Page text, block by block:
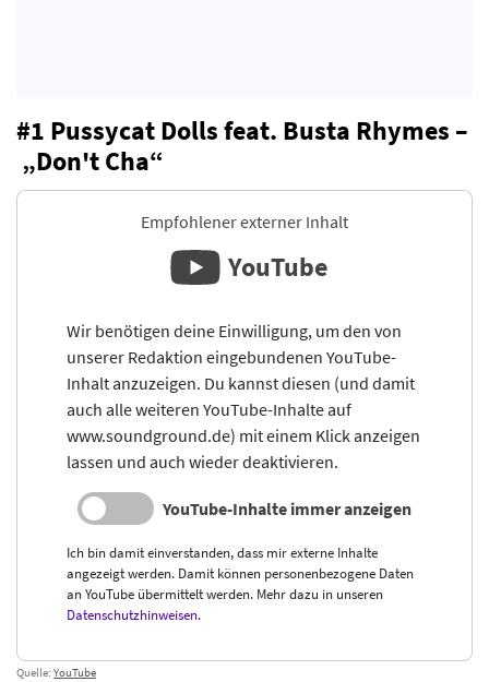
#1 Pussycat Dolls feat. Busta Rhymes –
„Don't Cha“
Empfohlener externer Inhalt
YouTube
Wir benötigen deine Einwilligung, um den von
unserer Redaktion eingebundenen YouTube-
Inhalt anzuzeigen. Du kannst diesen (und damit
auch alle weiteren YouTube-Inhalte auf
www.soundground.de) mit einem Klick anzeigen
lassen und auch wieder deaktivieren.
YouTube-Inhalte immer anzeigen
Ich bin damit einverstanden, dass mir externe Inhalte
angezeigt werden. Damit können personenbezogene Daten
an YouTube übermittelt werden. Mehr dazu in unseren
Datenschutzhinweisen.
Quelle: YouTube